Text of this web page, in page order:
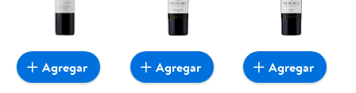
Agregar Agregar Agregar